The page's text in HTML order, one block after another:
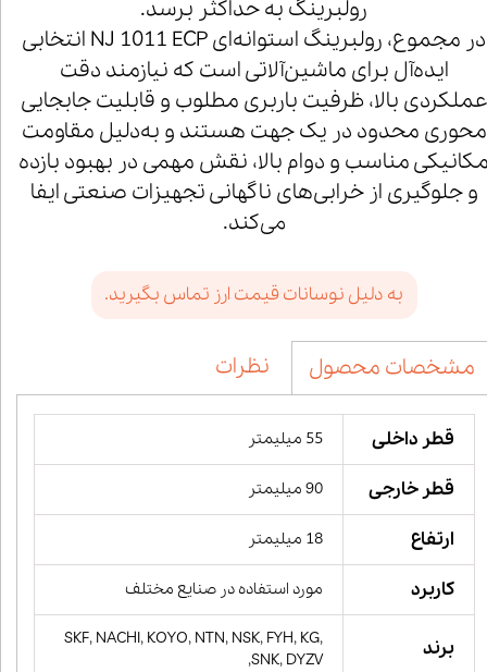
رولبرینگ به حداکثر برسد.
در مجموع، رولبرینگ استوانه‌ای NJ 1011 ECP انتخابی
ایده‌آل برای ماشین‌آلاتی است که نیازمند دقت
عملکردی بالا، ظرفیت باربری مطلوب و قابلیت جابجایی
محوری محدود در یک جهت هستند و به‌دلیل مقاومت
مناسب و دوام بالا، نقش مهمی در بهبود بازده
و جلوگیری از خرابی‌های ناگهانی تجهیزات صنعتی ایفا
می‌کند.
به دلیل نوسانات قیمت ارز تماس بگیرید.
مشخصات محصول نظرات
قطر داخلی 55 میلیمتر
قطر خارجی 90 میلیمتر
ارتفاع 18 میلیمتر
کاربرد مورد استفاده در صنایع مختلف
برند
SKF, NACHI, KOYO, NTN, NSK, FYH, KG,
SNK, DYZV,